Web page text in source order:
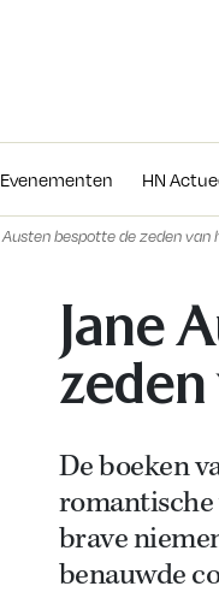
Evenementen HN
Austen bespotte de zeden van
Jane
De boeken
brave
benauwde